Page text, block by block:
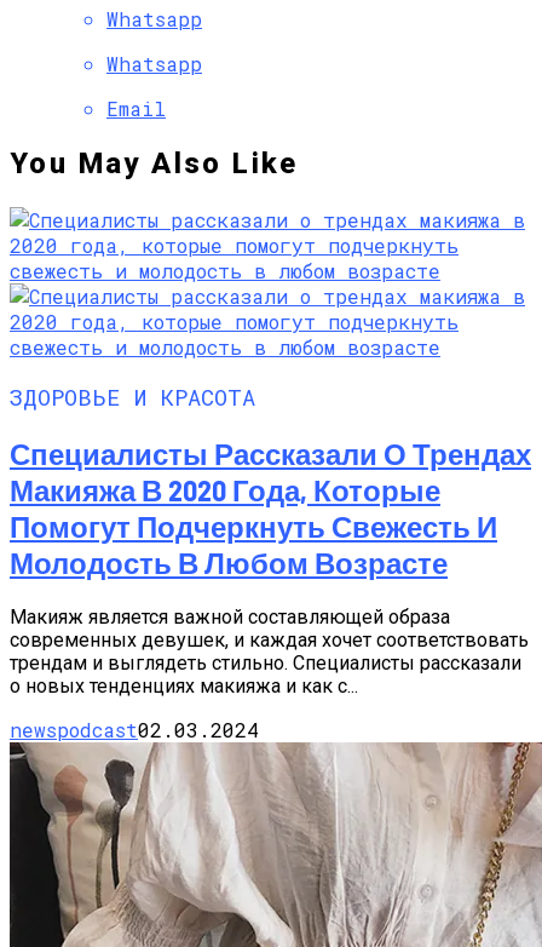
Whatsapp
Whatsapp
Email
You May Also Like
ЗДОРОВЬЕ И КРАСОТА
Специалисты Рассказали О Трендах
Макияжа В 2020 Года, Которые
Помогут Подчеркнуть Свежесть И
Молодость В Любом Возрасте
Макияж является важной составляющей образа
современных девушек, и каждая хочет соответствовать
трендам и выглядеть стильно. Специалисты рассказали
о новых тенденциях макияжа и как с...
newspodcast02.03.2024